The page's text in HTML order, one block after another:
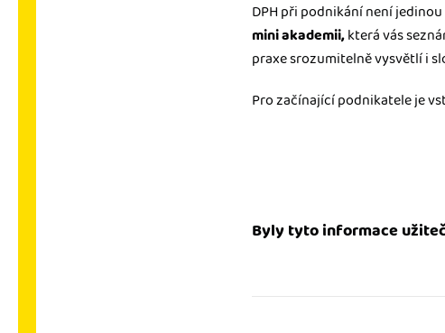
DPH při podnikání není
mini akademii,která vás
praxe srozumitelně vysvětlí i
Pro začínající podnikatele je
Byly tyto informace